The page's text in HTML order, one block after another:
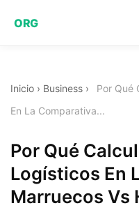
ORG
Inicio › Business ›
Por Qué
En La Comparativa...
Por Qué
Logísticos En
Marruecos Vs